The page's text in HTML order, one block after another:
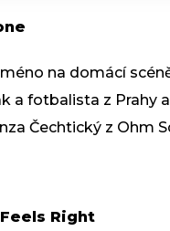
na domácí
a fotbalista z Prahy
Čechtický z Ohm
Right